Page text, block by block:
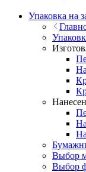
Упаковка на
Выбор
Выбор